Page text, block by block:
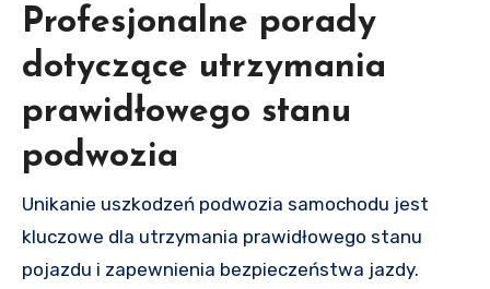
Profesjonalne porady
dotyczące utrzymania
prawidłowego stanu
podwozia
Unikanie uszkodzeń podwozia samochodu jest
kluczowe dla utrzymania prawidłowego stanu
pojazdu i zapewnienia bezpieczeństwa jazdy.